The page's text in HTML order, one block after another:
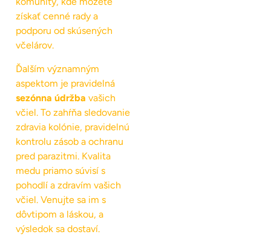
získať cenné rady a
podporu od skúsených
včelárov.
Ďalším významným
aspektom je pravidelná
sezónna údržba vašich
včiel. To zahŕňa sledovanie
zdravia kolónie, pravidelnú
kontrolu zásob a ochranu
pred parazitmi. Kvalita
medu priamo súvisí s
pohodlí a zdravím vašich
včiel. Venujte sa im s
dôvtipom a láskou, a
výsledok sa dostaví.